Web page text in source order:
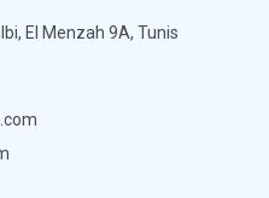
El Menzah 9A, Tunis